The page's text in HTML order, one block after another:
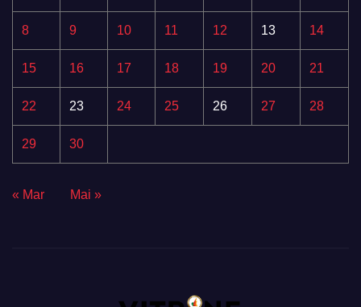
8 9 10 11 12 13 14
15 16 17 18 19 20 21
22 23 24 25 26 27 28
29 30
« Mar Mai »